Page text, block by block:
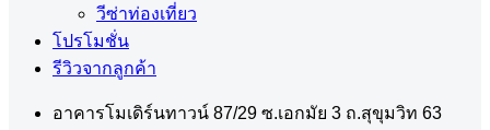
วีซ่าท่องเที่ยว
โปรโมชั่น
รีวิวจากลูกค้า
อาคารโมเดิร์นทาวน์ 87/29 ซ.เอกมัย 3 ถ.สุขุมวิท 63